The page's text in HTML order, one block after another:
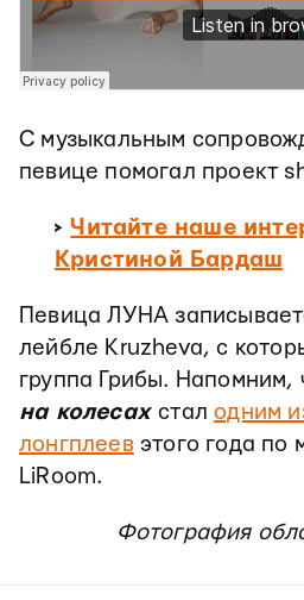
С музыкальным
певице помогал проект
>Читайте наше
Кристиной Бардаш
Певица ЛУНА
лейбле Kruzheva, с
группа Грибы. Напомним,
на колесахсталодним
лонгплеевэтого года по
LiRoom.
Фотография